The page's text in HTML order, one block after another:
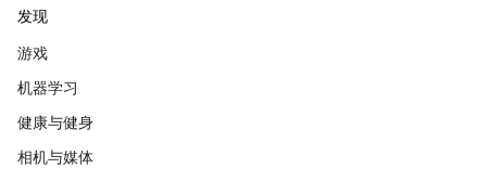
发现
游戏
机器学习
健康与健身
相机与媒体